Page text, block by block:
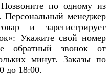
по одному из
Персональный менеджер
и зарегистрирует
Укажите свой номер
обратный звонок от
минут. Заказы по
до 18:00.